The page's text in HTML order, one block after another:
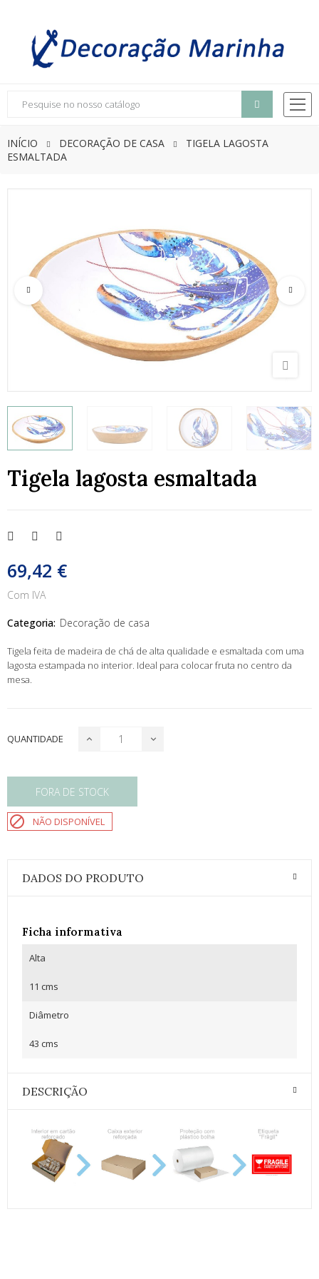
INÍCIO DECORAÇÃO DE CASA
TIGELA LAGOSTA
ESMALTADA
Tigela lagosta esmaltada
69,42 €
Com IVA
Categoria: Decoração de casa
Tigela feita de madeira de chá de alta qualidade e esmaltada com uma
lagosta estampada no interior. Ideal para colocar fruta no centro da
mesa.
QUANTIDADE
FORA DE STOCK
 NÃO DISPONÍVEL
DADOS DO PRODUTO
Ficha informativa
Alta
11 cms
Diâmetro
43 cms
DESCRIÇÃO